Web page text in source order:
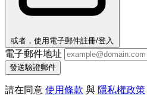
或者，使用電子郵件註冊/登入
電子郵件地址
發送驗證郵件
請在同意 使用條款 與 隱私權政策